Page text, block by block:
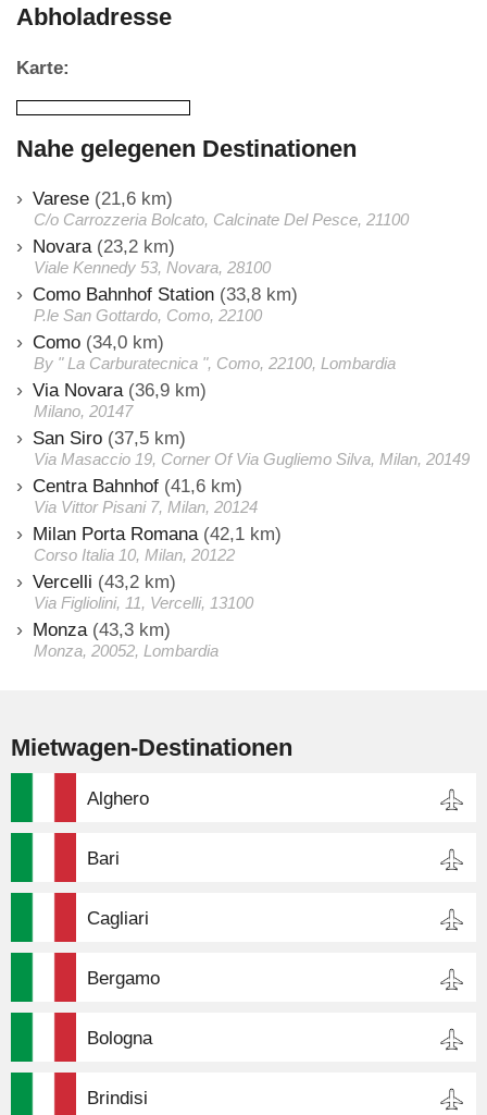
Abholadresse
Karte:
Nahe gelegenen Destinationen
Varese (21,6 km)
C/o Carrozzeria Bolcato, Calcinate Del Pesce, 21100
Novara (23,2 km)
Viale Kennedy 53, Novara, 28100
Como Bahnhof Station (33,8 km)
P.le San Gottardo, Como, 22100
Como (34,0 km)
By " La Carburatecnica ", Como, 22100, Lombardia
Via Novara (36,9 km)
Milano, 20147
San Siro (37,5 km)
Via Masaccio 19, Corner Of Via Gugliemo Silva, Milan, 20149
Centra Bahnhof (41,6 km)
Via Vittor Pisani 7, Milan, 20124
Milan Porta Romana (42,1 km)
Corso Italia 10, Milan, 20122
Vercelli (43,2 km)
Via Figliolini, 11, Vercelli, 13100
Monza (43,3 km)
Monza, 20052, Lombardia
Mietwagen-Destinationen
Alghero
Bari
Cagliari
Bergamo
Bologna
Brindisi